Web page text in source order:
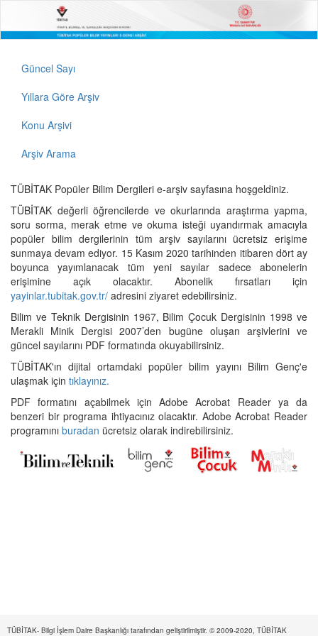
Güncel Sayı
Yıllara Göre Arşiv
Konu Arşivi
Arşiv Arama
TÜBİTAK Popüler Bilim Dergileri e-arşiv sayfasına hoşgeldiniz.
TÜBİTAK değerli öğrencilerde ve okurlarında araştırma yapma,
soru sorma, merak etme ve okuma isteği uyandırmak amacıyla
popüler bilim dergilerinin tüm arşiv sayılarını ücretsiz erişime
sunmaya devam ediyor. 15 Kasım 2020 tarihinden itibaren dört ay
boyunca yayımlanacak tüm yeni sayılar sadece abonelerin
erişimine açık olacaktır. Abonelik fırsatları için
yayinlar.tubitak.gov.tr/ adresini ziyaret edebilirsiniz.
Bilim ve Teknik Dergisinin 1967, Bilim Çocuk Dergisinin 1998 ve
Merakli Minik Dergisi 2007’den bugüne oluşan arşivlerini ve
güncel sayılarını PDF formatında okuyabilirsiniz.
TÜBİTAK'ın dijital ortamdaki popüler bilim yayını Bilim Genç'e
ulaşmak için tıklayınız.
PDF formatını açabilmek için Adobe Acrobat Reader ya da
benzeri bir programa ihtiyacınız olacaktır. Adobe Acrobat Reader
programını buradan ücretsiz olarak indirebilirsiniz.
TÜBİTAK- Bilgi İşlem Daire Başkanlığı tarafından geliştirilmiştir. © 2009-2020, TÜBİTAK